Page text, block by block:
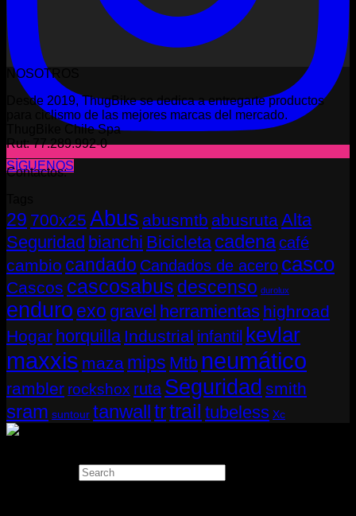
SÍGUENOS
NOSOTROS
Desde 2019, ThugBike se dedica a entregarte productos
para ciclismo de las mejores marcas del mercado.
ThugBike Chile Spa
Rut: 77.289.992-0
Contactos:
29 700x25 Abus abusmtb abusrutaAlta
Seguridad bianchi Bicicleta cadenacafé
cambio candado Candados de acero casco
Cascos cascosabus descenso durolux
enduro exo gravel herramientas highroad
Hogar horquilla Industrial infantil kevlar
maxxis maza mips Mtb neumático
rambler rockshox ruta Seguridad smith
sram suntour tanwalltrtrail tubeless Xc